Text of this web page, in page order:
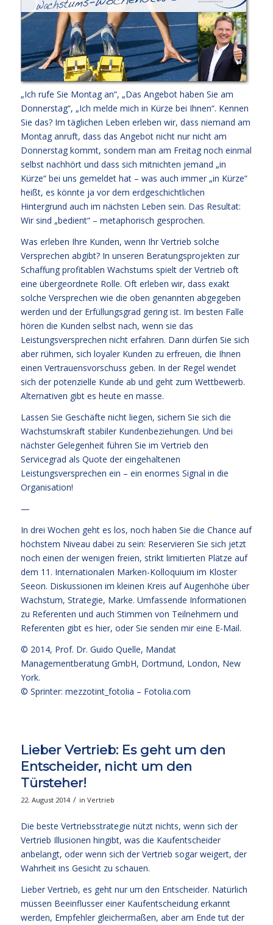
„Ich rufe Sie Montag an“, „Das Angebot haben Sie am
Donnerstag“, „Ich melde mich in Kürze bei Ihnen“. Kennen
Sie das? Im täglichen Leben erleben wir, dass niemand am
Montag anruft, dass das Angebot nicht nur nicht am
Donnerstag kommt, sondern man am Freitag noch einmal
selbst nachhört und dass sich mitnichten jemand „in
Kürze“ bei uns gemeldet hat – was auch immer „in Kürze“
heißt, es könnte ja vor dem erdgeschichtlichen
Hintergrund auch im nächsten Leben sein. Das Resultat:
Wir sind „bedient“ – metaphorisch gesprochen.
Was erleben Ihre Kunden, wenn Ihr Vertrieb solche
Versprechen abgibt? In unseren Beratungsprojekten zur
Schaffung profitablen Wachstums spielt der Vertrieb oft
eine übergeordnete Rolle. Oft erleben wir, dass exakt
solche Versprechen wie die oben genannten abgegeben
werden und der Erfüllungsgrad gering ist. Im besten Falle
hören die Kunden selbst nach, wenn sie das
Leistungsversprechen nicht erfahren. Dann dürfen Sie sich
aber rühmen, sich loyaler Kunden zu erfreuen, die Ihnen
einen Vertrauensvorschuss geben. In der Regel wendet
sich der potenzielle Kunde ab und geht zum Wettbewerb.
Alternativen gibt es heute en masse.
Lassen Sie Geschäfte nicht liegen, sichern Sie sich die
Wachstumskraft stabiler Kundenbeziehungen. Und bei
nächster Gelegenheit führen Sie im Vertrieb den
Servicegrad als Quote der eingehaltenen
Leistungsversprechen ein – ein enormes Signal in die
Organisation!
—
In drei Wochen geht es los, noch haben Sie die Chance auf
höchstem Niveau dabei zu sein: Reservieren Sie sich jetzt
noch einen der wenigen freien, strikt limitierten Plätze auf
dem 11. Internationalen Marken-Kolloquium im Kloster
Seeon. Diskussionen im kleinen Kreis auf Augenhöhe über
Wachstum, Strategie, Marke. Umfassende Informationen
zu Referenten und auch Stimmen von Teilnehmern und
Referenten gibt es hier, oder Sie senden mir eine E-Mail.
© 2014, Prof. Dr. Guido Quelle, Mandat
Managementberatung GmbH, Dortmund, London, New
York.
© Sprinter: mezzotint_fotolia – Fotolia.com
Lieber Vertrieb: Es geht um den
Entscheider, nicht um den
Türsteher!
22. August 2014 / in Vertrieb
Die beste Vertriebsstrategie nützt nichts, wenn sich der
Vertrieb Illusionen hingibt, was die Kaufentscheider
anbelangt, oder wenn sich der Vertrieb sogar weigert, der
Wahrheit ins Gesicht zu schauen.
Lieber Vertrieb, es geht nur um den Entscheider. Natürlich
müssen Beeinflusser einer Kaufentscheidung erkannt
werden, Empfehler gleichermaßen, aber am Ende tut der